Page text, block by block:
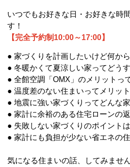
いつでもお好きな日・お好きな時
す！
【完全予約制10:00～17:00】
● 家づくりを計画したいけど何か
● 冬暖かくて夏涼しい家ってどう
● 全館空調「OMX」のメリットっ
● 温度差のない住まいってメリッ
● 地震に強い家づくりってどんな
● 家計に余裕のある住宅ローンの
● 失敗しない家づくりのポイント
● 家計にも負担が少ない省エネの
気になる住まいの話、してみませ